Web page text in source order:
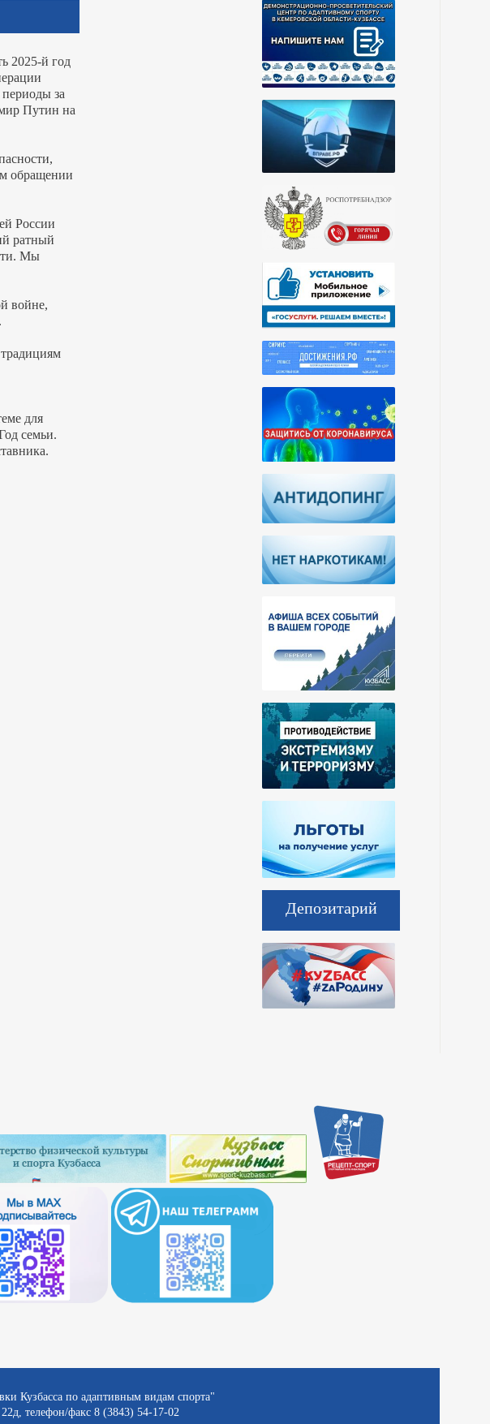
2025-й год
за
Путин на
обращении
России
ратный
Мы
войне,
для
семьи.
Депозитарий
Кузбасса по адаптивным видам спорта"
телефон/факс 8 (3843) 54-17-02